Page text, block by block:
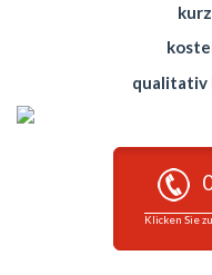
qualitativ
Klicken Sie